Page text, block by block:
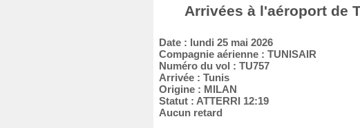
Arrivées à l'aéroport de
Date : lundi 25 mai 2026
Compagnie aérienne : TUNISAIR
Numéro du vol : TU757
Arrivée : Tunis
Origine : MILAN
Statut : ATTERRI 12:19
Aucun retard